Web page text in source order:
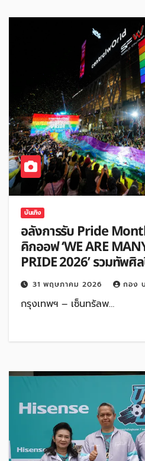
บันเทิง
อลังการรับ Pride
คิกออฟ ‘WE ARE
PRIDE 2026’ รวมทัพศิ
สร้างปรากฏการณ์
ใจกลางกรุงเทพฯ
31 พฤษภาคม 2026 กอง
กรุงเทพฯ – เซ็นทรัลพ…